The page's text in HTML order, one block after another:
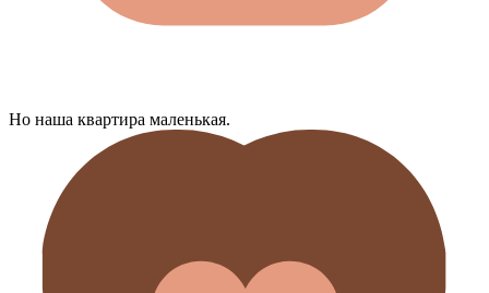
Но наша квартира маленькая.